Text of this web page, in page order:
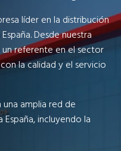
líder en la distribución
Desde nuestra
referente en el sector
la calidad y el servicio
amplia red de
incluyendo la